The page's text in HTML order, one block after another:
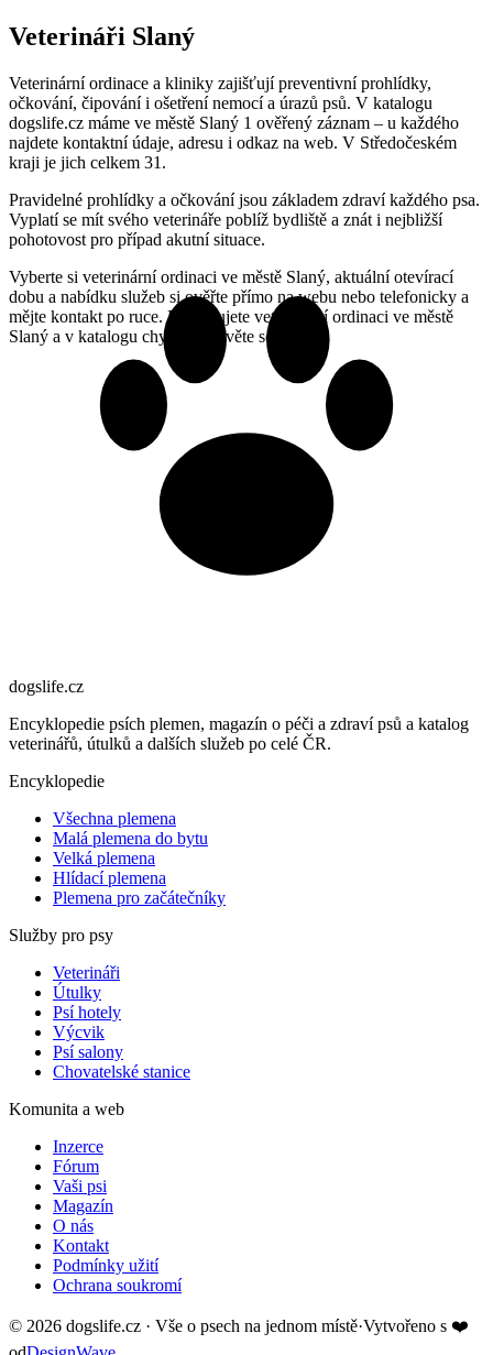
Veterináři Slaný
Veterinární ordinace a kliniky zajišťují preventivní prohlídky,
očkování, čipování i ošetření nemocí a úrazů psů. V katalogu
dogslife.cz máme ve městě Slaný 1 ověřený záznam – u každého
najdete kontaktní údaje, adresu i odkaz na web. V Středočeském
kraji je jich celkem 31.
Pravidelné prohlídky a očkování jsou základem zdraví každého psa.
Vyplatí se mít svého veterináře poblíž bydliště a znát i nejbližší
pohotovost pro případ akutní situace.
Vyberte si veterinární ordinaci ve městě Slaný, aktuální otevírací
dobu a nabídku služeb si ověřte přímo na webu nebo telefonicky a
mějte kontakt po ruce. Provozujete veterinární ordinaci ve městě
Slaný a v katalogu chybíte? Ozvěte se nám.
dogslife.cz
Encyklopedie psích plemen, magazín o péči a zdraví psů a katalog
veterinářů, útulků a dalších služeb po celé ČR.
Encyklopedie
Všechna plemena
Malá plemena do bytu
Velká plemena
Hlídací plemena
Plemena pro začátečníky
Služby pro psy
Veterináři
Útulky
Psí hotely
Výcvik
Psí salony
Chovatelské stanice
Komunita a web
Inzerce
Fórum
Vaši psi
Magazín
O nás
Kontakt
Podmínky užití
Ochrana soukromí
© 2026 dogslife.cz · Vše o psech na jednom místě·Vytvořeno s ❤️